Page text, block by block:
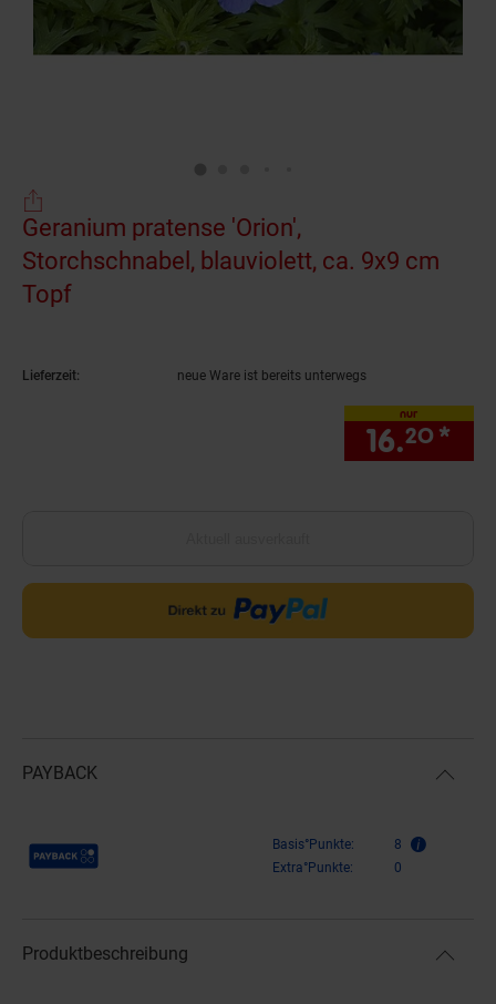
Geranium pratense 'Orion',
Storchschnabel, blauviolett, ca. 9x9 cm
Topf
Lieferzeit: neue Ware ist bereits unterwegs
nur
16.20 *
PAYBACK
Payback Punkte Basis°Punkte:
8
Extra°Punkte:
0
Produktbeschreibung